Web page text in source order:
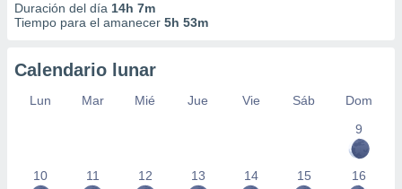
Duración del día 14h 7m
Tiempo para el amanecer 5h 53m
Calendario lunar
Lun Mar Mié Jue Vie Sáb
Dom
9
10 11 12 13 14 15 16